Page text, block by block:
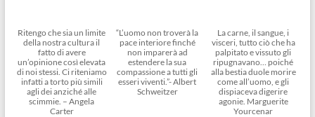
Ritengo che sia un limite
della nostra cultura il
fatto di avere
un’opinione così elevata
di noi stessi. Ci riteniamo
infatti a torto più simili
agli dei anziché alle
scimmie. – Angela
Carter
“L’uomo non troverà la
pace interiore finché
non imparerà ad
estendere la sua
compassione a tutti gli
esseri viventi.”- Albert
Schweitzer
La carne, il sangue, i
visceri, tutto ciò che ha
palpitato e vissuto gli
ripugnavano… poiché
alla bestia duole morire
come all’uomo, e gli
dispiaceva digerire
agonie. Marguerite
Yourcenar